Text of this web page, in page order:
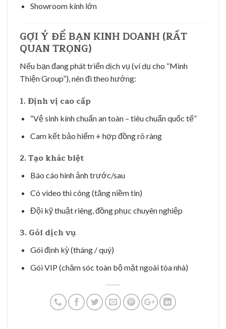
Showroom kính lớn
GỢI Ý ĐỂ BẠN KINH DOANH (RẤT
QUAN TRỌNG)
Nếu bạn đang phát triển dịch vụ (ví dụ cho “Minh
Thiện Group”), nên đi theo hướng:
1. Định vị cao cấp
“Vệ sinh kính chuẩn an toàn – tiêu chuẩn quốc tế”
Cam kết bảo hiểm + hợp đồng rõ ràng
2. Tạo khác biệt
Báo cáo hình ảnh trước/sau
Có video thi công (tăng niềm tin)
Đội kỹ thuật riêng, đồng phục chuyên nghiệp
3. Gói dịch vụ
Gói định kỳ (tháng / quý)
Gói VIP (chăm sóc toàn bộ mặt ngoài tòa nhà)